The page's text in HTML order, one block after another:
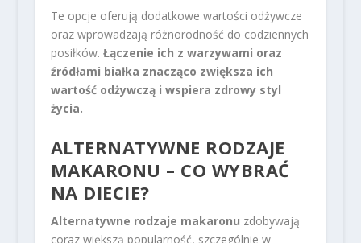
Te opcje oferują dodatkowe wartości odżywcze
oraz wprowadzają różnorodność do codziennych
posiłków. Łączenie ich z warzywami oraz
źródłami białka znacząco zwiększa ich
wartość odżywczą i wspiera zdrowy styl
życia.
ALTERNATYWNE RODZAJE
MAKARONU – CO WYBRAĆ
NA DIECIE?
Alternatywne rodzaje makaronu zdobywają
coraz większą popularność, szczególnie w